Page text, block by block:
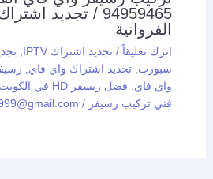
94959465 / تجديد
الفروانية
اترك تعليقاً / تجديد اشتراك IPTV
سبورت تجديد اشتراك واي فاي
واي فاي
فضل ريسفر HD في الكويت
فني تركيب رسيفر / By